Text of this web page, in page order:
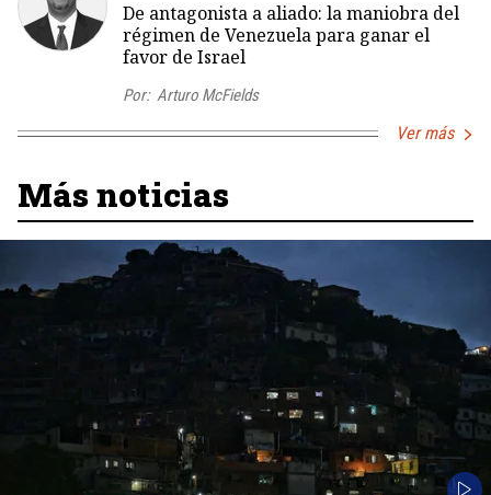
De antagonista a aliado: la maniobra del
régimen de Venezuela para ganar el
favor de Israel
Por: Arturo McFields
Ver más
Más noticias